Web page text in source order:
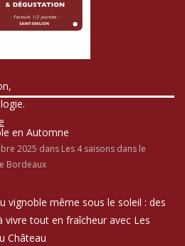
en Automne
2025 dans Les 4 saisons dans le
Bordeaux
vignoble même sous le soleil : des
vivre tout en fraîcheur avec Les
Château